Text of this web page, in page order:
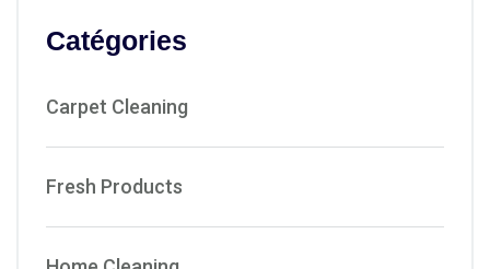
Catégories
Carpet Cleaning
Fresh Products